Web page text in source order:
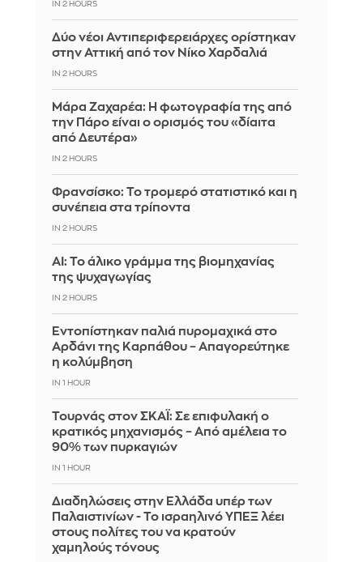
IN 2 HOURS
Δύο νέοι Αντιπεριφερειάρχες ορίστηκαν
στην Αττική από τον Νίκο Χαρδαλιά
IN 2 HOURS
Μάρα Ζαχαρέα: Η φωτογραφία της από
την Πάρο είναι ο ορισμός του «δίαιτα
από Δευτέρα»
IN 2 HOURS
Φρανσίσκο: Το τρομερό στατιστικό και η
συνέπεια στα τρίποντα
IN 2 HOURS
AI: Το άλικο γράμμα της βιομηχανίας
της ψυχαγωγίας
IN 2 HOURS
Εντοπίστηκαν παλιά πυρομαχικά στο
Αρδάνι της Καρπάθου – Απαγορεύτηκε
η κολύμβηση
IN 1 HOUR
Τουρνάς στον ΣΚΑΪ: Σε επιφυλακή ο
κρατικός μηχανισμός – Από αμέλεια το
90% των πυρκαγιών
IN 1 HOUR
Διαδηλώσεις στην Ελλάδα υπέρ των
Παλαιστινίων - Το ισραηλινό ΥΠΕΞ λέει
στους πολίτες του να κρατούν
χαμηλούς τόνους